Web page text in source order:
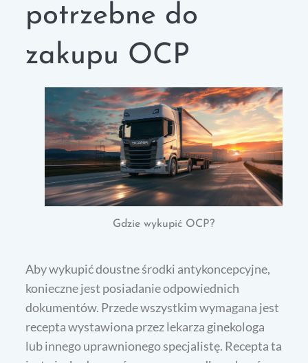
potrzebne do
zakupu OCP
Gdzie wykupić OCP?
Aby wykupić doustne środki antykoncepcyjne,
konieczne jest posiadanie odpowiednich
dokumentów. Przede wszystkim wymagana jest
recepta wystawiona przez lekarza ginekologa
lub innego uprawnionego specjalistę. Recepta ta